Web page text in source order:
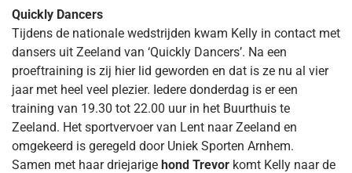
Quickly Dancers
Tijdens de nationale wedstrijden kwam Kelly in contact met
dansers uit Zeeland van ‘Quickly Dancers’. Na een
proeftraining is zij hier lid geworden en dat is ze nu al vier
jaar met heel veel plezier. Iedere donderdag is er een
training van 19.30 tot 22.00 uur in het Buurthuis te
Zeeland. Het sportvervoer van Lent naar Zeeland en
omgekeerd is geregeld door Uniek Sporten Arnhem.
Samen met haar driejarige hond Trevor komt Kelly naar de